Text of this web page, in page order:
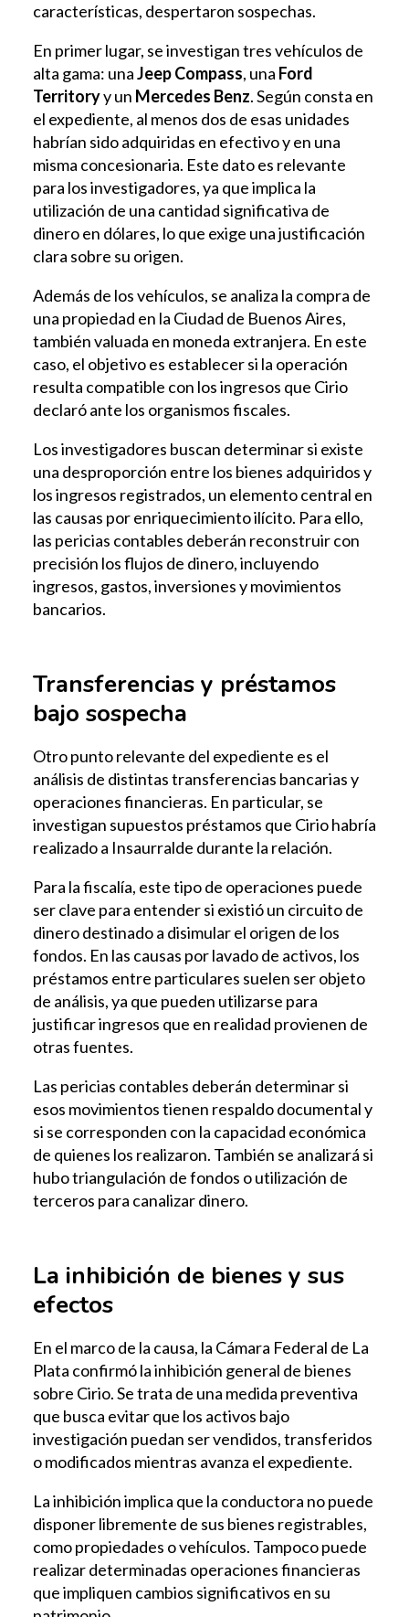
características, despertaron sospechas.
En primer lugar, se investigan tres vehículos de
alta gama: unaJeep Compass, una Ford
Territoryy un Mercedes Benz. Según consta en
el expediente, al menos dos de esas unidades
habrían sido adquiridas en efectivo y en una
misma concesionaria. Este dato es relevante
para los investigadores, ya que implica la
utilización de una cantidad significativa de
dinero en dólares, lo que exige una justificación
clara sobre su origen.
Además de los vehículos, se analiza la compra de
una propiedad en la Ciudad de Buenos Aires,
también valuada en moneda extranjera. En este
caso, el objetivo es establecer si la operación
resulta compatible con los ingresos que Cirio
declaró ante los organismos fiscales.
Los investigadores buscan determinar si existe
una desproporción entre los bienes adquiridos y
los ingresos registrados, un elemento central en
las causas por enriquecimiento ilícito. Para ello,
las pericias contables deberán reconstruir con
precisión los flujos de dinero, incluyendo
ingresos, gastos, inversiones y movimientos
bancarios.
Transferencias y préstamos
bajo sospecha
Otro punto relevante del expediente es el
análisis de distintas transferencias bancarias y
operaciones financieras. En particular, se
investigan supuestos préstamos que Cirio habría
realizado a Insaurralde durante la relación.
Para la fiscalía, este tipo de operaciones puede
ser clave para entender si existió un circuito de
dinero destinado a disimular el origen de los
fondos. En las causas por lavado de activos, los
préstamos entre particulares suelen ser objeto
de análisis, ya que pueden utilizarse para
justificar ingresos que en realidad provienen de
otras fuentes.
Las pericias contables deberán determinar si
esos movimientos tienen respaldo documental y
si se corresponden con la capacidad económica
de quienes los realizaron. También se analizará si
hubo triangulación de fondos o utilización de
terceros para canalizar dinero.
La inhibición de bienes y sus
efectos
En el marco de la causa, la Cámara Federal de La
Plata confirmó la inhibición general de bienes
sobre Cirio. Se trata de una medida preventiva
que busca evitar que los activos bajo
investigación puedan ser vendidos, transferidos
o modificados mientras avanza el expediente.
La inhibición implica que la conductora no puede
disponer libremente de sus bienes registrables,
como propiedades o vehículos. Tampoco puede
realizar determinadas operaciones financieras
que impliquen cambios significativos en su